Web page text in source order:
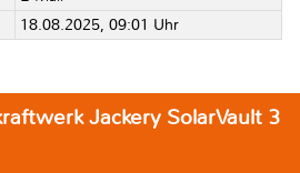
18.08.2025, 09:01 Uhr
Jackery SolarVault 3